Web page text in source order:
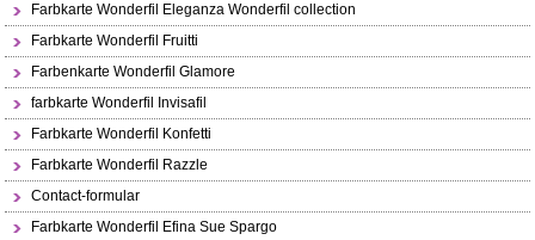
Farbkarte Wonderfil Eleganza Wonderfil collection
Farbkarte Wonderfil Fruitti
Farbenkarte Wonderfil Glamore
farbkarte Wonderfil Invisafil
Farbkarte Wonderfil Konfetti
Farbkarte Wonderfil Razzle
Contact-formular
Farbkarte Wonderfil Efina Sue Spargo